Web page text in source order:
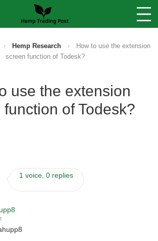
Stores
Sell Your Products ↓
Vendor Terms
› Hemp Research ›
How to use the extension
screen function of Todesk?
use the extension
function of Todesk?
1 voice, 0 replies